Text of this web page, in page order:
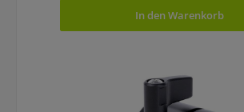
In den Warenkorb